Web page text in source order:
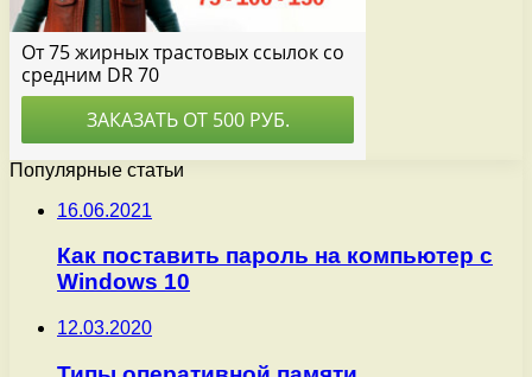
Популярные статьи
16.06.2021
Как поставить пароль на компьютер с
Windows 10
12.03.2020